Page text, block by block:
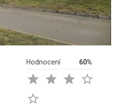
Hodnocení 60%
   
